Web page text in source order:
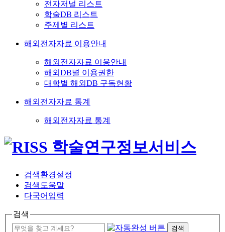
전자저널 리스트
학술DB 리스트
주제별 리스트
해외전자자료 이용안내
해외전자자료 이용안내
해외DB별 이용권한
대학별 해외DB 구독현황
해외전자자료 통계
해외전자자료 통계
검색환경설정
검색도움말
다국어입력
검색
검색